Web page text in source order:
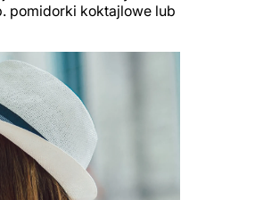
pomidorki koktajlowe lub